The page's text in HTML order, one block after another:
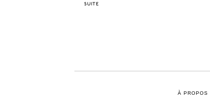
SUITE
À PROPOS